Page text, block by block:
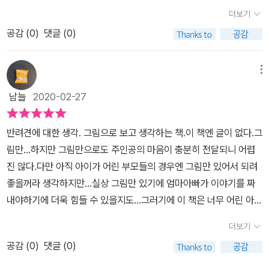
베일리어게인과 안녕 베일리 라는 영화 아시나요?죽을 때 마다 환생
하는 강아지가 자기를 너무 사랑해준 주인을 찾아가는 내용의 영화인
아니라 반려동물에게는 주인이 인생의 전부인 경우가 많죠.반려동물
을 유기하는 사람도 있지만 사고로 잃어버리는 사람들도 있습니다.그
분들이 반려동물을 애타게 찾는 전단을 어렵지 않게 찾을 수 있죠.요
즘은 애완동물등록제로 찾을 수 있는 확률이 늘어났다고는 하나 각종
위험이 도사리고 있는 바깥에서 잃어버린 내 가족을 찾기란 쉬운 일
이 아닙니다.혹시 주인이 찾고 있을까봐 유기견센터에서는 공고기간
을 두고, 공고기간 후에도 주인이 찾아가지 않는 동물은 안락사당합
니다.한 쪽에서는 강아지공장에서 태어난 새끼들이 새 주인을 찾는
펫샵이 성행 중이고 한 쪽에선 늙고 병든 강아지들이 주인을 기다리
능하게 하는 나라가 늘고 있는데, 아직 우리나라는 그 정도론 동물권
보호가 실행되지 않아 안타까운 마음입니다.<찾습니다>는 거친 펜선
리를 보게 돼요. 소녀는 주저 없이 그 강아지를 집 안으로 데리고
들어오지요. 소녀와 강아지는 서로 마음을 열고 둘만의 우정을 만
들어가지요. ​ 그러던 어느 날, 전단지 속에서 자신과 살고 있는 강
아지의 모습을 보게 되지요. 아이는 어떤 선택을 했을까요? 책
을 읽고 ​ ​ 이야기의 시작과 함께 소녀는 우연히 만난 강아지를 집으
로 데리고 들어오지요. 소녀는 주저 없이 강아지를 들렸지만 잃어버
린 강아지가 쓰던 물건들을 내어주지 못하지요. 그런 소녀의 마음을
강아지는 곧바로 느끼게 되며 기다리지요. 소녀와 강아지는 시간이
흐를수록 서로에게 마음을 열며 정이 들게 되지요. 둘만의 우정을 만
들어 가던 중 소녀는 자신이 안고 있던 강아지를 전단지에서 발견하
지요. 아이는 그 순간 어떤 마음이었을까요? ​ ​ <찾습니다>를 보는
동안 순간순간 소녀의 마음을 느낄 수 있었어요. 소녀가 강아지를 데
간. 정이 든 강아지를 원주인에게 보내주어야 하는 순간. 잃어버린 강
더보기
공감 (0) 댓글 (0)
남늘 2020-02-27
반려견에 대한 생각. 그림으로 보고 생각하는 책.이 책엔 글이 없다.그
림만...하지만 그림만으로도 주인공의 마음이 충분히 전달되니 어렵
진 않다.다만 아직 아이가 어린 부모들의 경우엔 그림만 있어서 되려
좋을꺼라 생각하지만...실상 그림만 있기에 엄마아빠가 이야기를 짜
내야하기에 더욱 힘들 수 있을지도...그러기에 이 책은 너무 어린 아이
기를 추천한다.주인공은 버려진 강아지를 만나게 된다.안스러운 마음
에 집에서 키우기로 결정!그렇게 정이들 무렵...아이는 강아지를 잃어
더보기
공감 (0) 댓글 (0)